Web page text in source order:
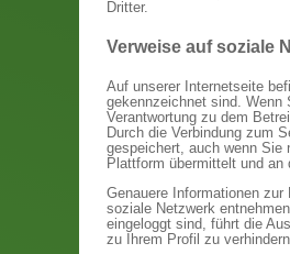
Dritter.
Verweise auf soziale
Auf unserer Internetseite
gekennzeichnet sind. Wenn
Verantwortung zu dem
Durch die Verbindung zum
gespeichert, auch wenn Sie
Plattform übermittelt und
Genauere Informationen
soziale Netzwerk
eingeloggt sind, führt die
zu Ihrem Profil zu